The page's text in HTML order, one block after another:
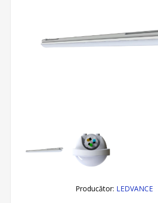
Producător: LEDVANCE